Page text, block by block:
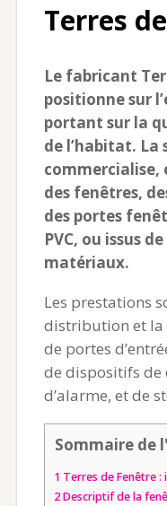
Terres
Le fabricant
positionne sur
portant sur la
de l’habitat. La
des fenêtres,
des portes
PVC, ou issus
matériaux.
Les prestations
distribution et la
de portes
de dispositifs de
d’alarme, et de
Sommaire de
1 Terres de Fenêtre
2Descriptif de la